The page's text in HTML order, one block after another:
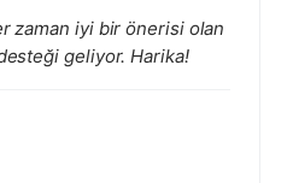
zaman iyi bir önerisi olan
geliyor. Harika!